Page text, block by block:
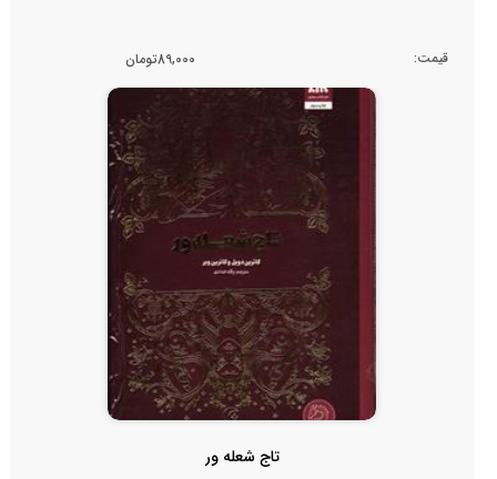
قیمت: 89,000تومان
تاج شعله ور